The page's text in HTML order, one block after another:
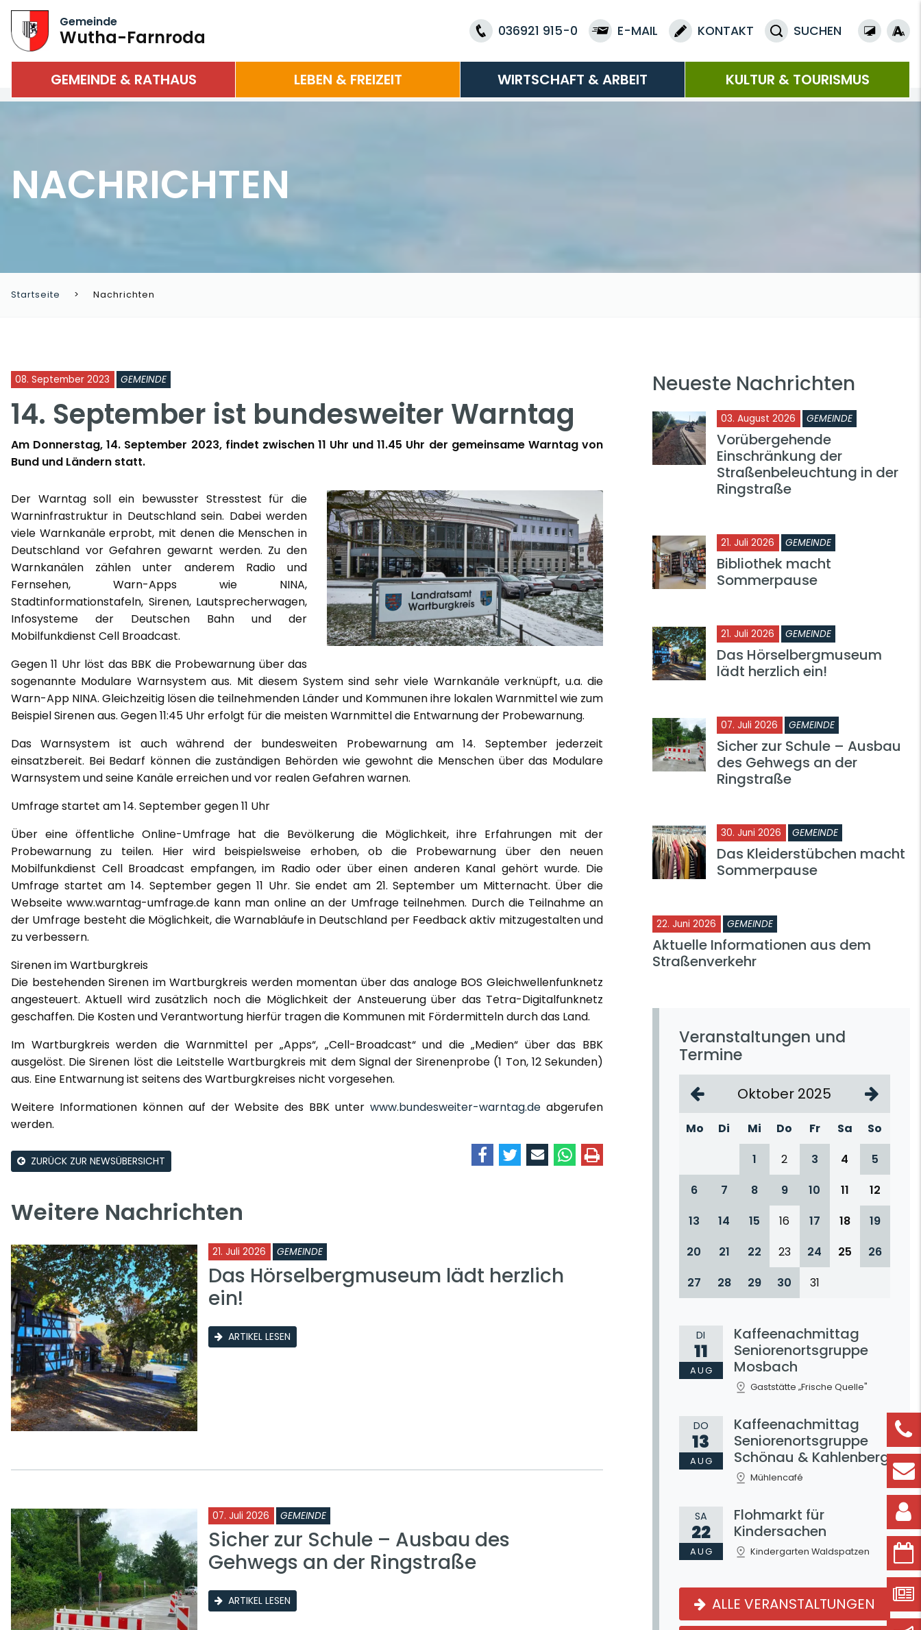
Gemeinde
Wutha-Farnroda 036921 915-0 E-MAIL KONTAKT SUCHEN
GEMEINDE & RATHAUS LEBEN & FREIZEIT WIRTSCHAFT & ARBEIT KULTUR & TOURISMUS
NACHRICHTEN
Startseite Nachrichten
08. September 2023 GEMEINDE
14. September ist bundesweiter Warntag
Am Donnerstag, 14. September 2023, findet zwischen 11 Uhr und 11.45 Uhr der gemeinsame Warntag von
Bund und Ländern statt.
Der Warntag soll ein bewusster Stresstest für die
Warninfrastruktur in Deutschland sein. Dabei werden
viele Warnkanäle erprobt, mit denen die Menschen in
Deutschland vor Gefahren gewarnt werden. Zu den
Warnkanälen zählen unter anderem Radio und
Fernsehen, Warn-Apps wie NINA,
Stadtinformationstafeln, Sirenen, Lautsprecherwagen,
Infosysteme der Deutschen Bahn und der
Mobilfunkdienst Cell Broadcast.
Gegen 11 Uhr löst das BBK die Probewarnung über das
sogenannte Modulare Warnsystem aus. Mit diesem System sind sehr viele Warnkanäle verknüpft, u.a. die
Warn-App NINA. Gleichzeitig lösen die teilnehmenden Länder und Kommunen ihre lokalen Warnmittel wie zum
Beispiel Sirenen aus. Gegen 11:45 Uhr erfolgt für die meisten Warnmittel die Entwarnung der Probewarnung.
Das Warnsystem ist auch während der bundesweiten Probewarnung am 14. September jederzeit
einsatzbereit. Bei Bedarf können die zuständigen Behörden wie gewohnt die Menschen über das Modulare
Warnsystem und seine Kanäle erreichen und vor realen Gefahren warnen.
Umfrage startet am 14. September gegen 11 Uhr
Über eine öffentliche Online-Umfrage hat die Bevölkerung die Möglichkeit, ihre Erfahrungen mit der
Probewarnung zu teilen. Hier wird beispielsweise erhoben, ob die Probewarnung über den neuen
Mobilfunkdienst Cell Broadcast empfangen, im Radio oder über einen anderen Kanal gehört wurde. Die
Umfrage startet am 14. September gegen 11 Uhr. Sie endet am 21. September um Mitternacht. Über die
Webseite www.warntag-umfrage.de kann man online an der Umfrage teilnehmen. Durch die Teilnahme an
der Umfrage besteht die Möglichkeit, die Warnabläufe in Deutschland per Feedback aktiv mitzugestalten und
zu verbessern.
Sirenen im Wartburgkreis
Die bestehenden Sirenen im Wartburgkreis werden momentan über das analoge BOS Gleichwellenfunknetz
angesteuert. Aktuell wird zusätzlich noch die Möglichkeit der Ansteuerung über das Tetra-Digitalfunknetz
geschaffen. Die Kosten und Verantwortung hierfür tragen die Kommunen mit Fördermitteln durch das Land.
Im Wartburgkreis werden die Warnmittel per „Apps“, „Cell-Broadcast“ und die „Medien“ über das BBK
ausgelöst. Die Sirenen löst die Leitstelle Wartburgkreis mit dem Signal der Sirenenprobe (1 Ton, 12 Sekunden)
aus. Eine Entwarnung ist seitens des Wartburgkreises nicht vorgesehen.
Weitere Informationen können auf der Website des BBK unterwww.bundesweiter-warntag.de abgerufen
werden.
ZURÜCK ZUR NEWSÜBERSICHT
Weitere Nachrichten
21. Juli 2026 GEMEINDE
Das Hörselbergmuseum lädt herzlich
ein!
ARTIKEL LESEN
07. Juli 2026 GEMEINDE
Sicher zur Schule – Ausbau des
Gehwegs an der Ringstraße
ARTIKEL LESEN
Neueste Nachrichten
03. August 2026 GEMEINDE
Vorübergehende
Einschränkung der
Straßenbeleuchtung in der
Ringstraße
21. Juli 2026 GEMEINDE
Bibliothek macht
Sommerpause
21. Juli 2026 GEMEINDE
Das Hörselbergmuseum
lädt herzlich ein!
07. Juli 2026 GEMEINDE
Sicher zur Schule – Ausbau
des Gehwegs an der
Ringstraße
30. Juni 2026 GEMEINDE
Das Kleiderstübchen macht
Sommerpause
22. Juni 2026 GEMEINDE
Aktuelle Informationen aus dem
Straßenverkehr
Veranstaltungen und
Termine
Oktober 2025
Mo Di Mi Do Fr Sa
So
1
2 3 4
5
6
7 8 9 10 11
12
13
14 15 16 17 18
19
20
21 22 23 24 25
26
27
28 29 30 31
DI
11
AUG
Kaffeenachmittag
Seniorenortsgruppe
Mosbach
Gaststätte „Frische Quelle"
DO
13
AUG
Kaffeenachmittag
Seniorenortsgruppe
Schönau & Kahlenberg
Mühlencafé
SA
22
AUG
Flohmarkt für
Kindersachen
Kindergarten Waldspatzen
ALLE VERANSTALTUNGEN